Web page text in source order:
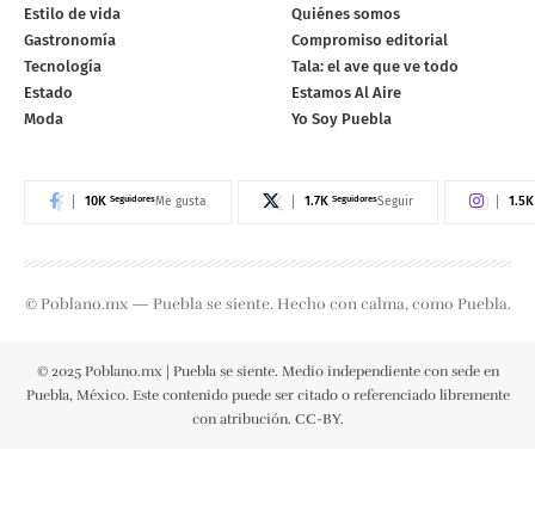
Estilo de vida
Gastronomía
Tecnología
Estado
Moda
Quiénes somos
Compromiso editorial
Tala: el ave que ve todo
Estamos Al Aire
Yo Soy Puebla
10K SeguidoresMe gusta 1.7K SeguidoresSeguir 1.5K
© Poblano.mx — Puebla se siente. Hecho con calma, como Puebla.
© 2025 Poblano.mx | Puebla se siente. Medio independiente con sede en
Puebla, México. Este contenido puede ser citado o referenciado libremente
con atribución. CC-BY.